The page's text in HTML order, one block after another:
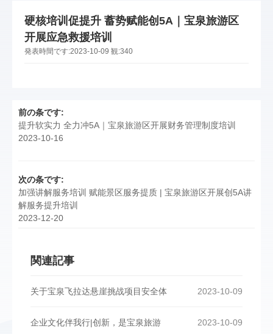
硬核培训促提升 蓄势赋能创5A｜宝泉旅游区
开展应急救援培训
発表時間です:2023-10-09 観:340
前の条です:
提升软实力 全力冲5A｜宝泉旅游区开展财务管理制度培训
2023-10-16
次の条です:
加强讲解服务培训 赋能景区服务提质 | 宝泉旅游区开展创5A讲
解服务提升培训
2023-12-20
関連記事
2023-10-09
关于宝泉飞拉达悬崖挑战项目安全体
2023-10-09
企业文化伴我行|创新，是宝泉旅游